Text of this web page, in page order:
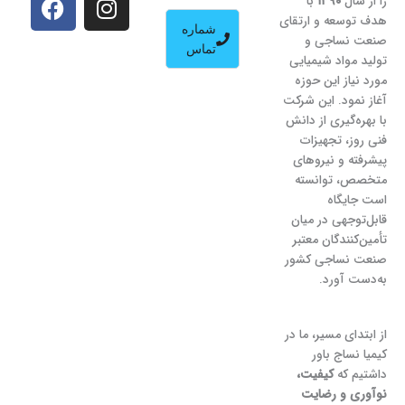
هدف توسعه و ارتقای
صنعت نساجی و
تولید مواد شیمیایی
مورد نیاز این حوزه
آغاز نمود. این شرکت
با بهره‌گیری از دانش
فنی روز، تجهیزات
پیشرفته و نیروهای
متخصص، توانسته
است جایگاه
قابل‌توجهی در میان
تأمین‌کنندگان معتبر
صنعت نساجی کشور
به‌دست آورد.
از ابتدای مسیر، ما در
کیمیا نساج باور
داشتیم کهکیفیت،
نوآوری و رضایت
شماره
تماس
t
s
e
g
t
a
e
b